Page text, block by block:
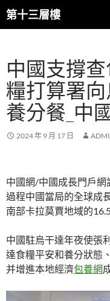
跳
至
內
第十三層樓
搜
尋
中國支撐
糧打算署
養分餐_中
2024 年 9 月 17 日
中國網/中國成長門戶網
過程中國當局的全球成
南部卡拉莫賈地域的
中國駐烏干達年夜使張
達食糧平安和養分狀態
并增進本地經濟包養網